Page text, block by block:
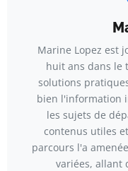
Marine Lopez est
huit ans dans le
solutions
bien l'information
les sujets de
contenus utiles
parcours l'a
variées, allant